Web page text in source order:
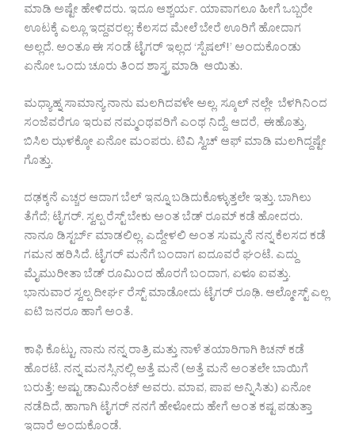
ಮಾಡಿ ಅಷ್ಟೇ ಹೇಳಿದರು. ಇದೂ ಆಶ್ಚರ್ಯ. ಯಾವಾಗಲೂ ಹೀಗೆ ಒಬ್ಬರೇ
ಊಟಕ್ಕೆ ಎಲ್ಲೂ ಇದ್ದವರಲ್ಲ; ಕೆಲಸದ ಮೇಲೆ ಬೇರೆ ಊರಿಗೆ ಹೋದಾಗ
ಅಲ್ಲದೆ. ಅಂತೂ ಈ ಸಂಡೆ ಟೈಗರ್ ಇಲ್ಲದ ‘ಸ್ಪೆಷಲ್!’ ಅಂದುಕೊಂಡು
ಏನೋ ಒಂದು ಚೂರು ತಿಂದ ಶಾಸ್ತ್ರ ಮಾಡಿ ಆಯಿತು.
ಮಧ್ಯಾಹ್ನ ಸಾಮಾನ್ಯ ನಾನು ಮಲಗಿದವಳೇ ಅಲ್ಲ. ಸ್ಕೂಲ್ ನಲ್ಲೇ ಬೆಳಗಿನಿಂದ
ಸಂಜೆವರೆಗೂ ಇರುವ ನಮ್ಮಂಥವರಿಗೆ ಎಂಥ ನಿದ್ದೆ. ಆದರೆ, ಈಹೊತ್ತು,
ಬಿಸಿಲ ಝಳಕ್ಕೋ ಏನೋ ಮಂಪರು. ಟಿವಿ ಸ್ವಿಚ್ ಆಫ್ ಮಾಡಿ ಮಲಗಿದ್ದಷ್ಟೇ
ಗೊತ್ತು.
ದಢಕ್ಕನೆ ಎಚ್ಚರ ಆದಾಗ ಬೆಲ್ ಇನ್ನೂ ಬಡಿದುಕೊಳ್ಳುತ್ತಲೇ ಇತ್ತು. ಬಾಗಿಲು
ತೆಗೆದೆ; ಟೈಗರ್. ಸ್ವಲ್ಪ ರೆಸ್ಟ್ ಬೇಕು ಅಂತ ಬೆಡ್ ರೂಮ್ ಕಡೆ ಹೋದರು.
ನಾನೂ ಡಿಸ್ಟರ್ಬ್ ಮಾಡಲಿಲ್ಲ. ಎದ್ದೇಳಲಿ ಅಂತ ಸುಮ್ಮನೆ ನನ್ನ ಕೆಲಸದ ಕಡೆ
ಗಮನ ಹರಿಸಿದೆ. ಟೈಗರ್ ಮನೆಗೆ ಬಂದಾಗ ಐದೂವರೆ ಘಂಟೆ. ಎದ್ದು
ಮೈಮುರೀತಾ ಬೆಡ್ ರೂಮಿಂದ ಹೊರಗೆ ಬಂದಾಗ, ಏಳೂ ಐವತ್ತು.
ಭಾನುವಾರ ಸ್ವಲ್ಪ ದೀರ್ಘ ರೆಸ್ಟ್ ಮಾಡೋದು ಟೈಗರ್ ರೂಢಿ. ಆಲ್ಮೋಸ್ಟ್ ಎಲ್ಲ
ಐಟಿ ಜನರೂ ಹಾಗೆ ಅಂತೆ.
ಕಾಫಿ ಕೊಟ್ಟು, ನಾನು ನನ್ನ ರಾತ್ರಿ ಮತ್ತು ನಾಳೆ ತಯಾರಿಗಾಗಿ ಕಿಚನ್ ಕಡೆ
ಹೊರಟೆ. ನನ್ನ ಮನಸ್ಸಿನಲ್ಲಿ ಅತ್ತೆ ಮನೆ (ಅತ್ತೆ ಮನೆ ಅಂತಲೇ ಬಾಯಿಗೆ
ಬರುತ್ತೆ; ಅಷ್ಟು ಡಾಮಿನೆಂಟ್ ಅವರು. ಮಾವ, ಪಾಪ ಅನ್ನಿಸಿತು) ಏನೋ
ನಡೆದಿದೆ, ಹಾಗಾಗಿ ಟೈಗರ್ ನನಗೆ ಹೇಳೋದು ಹೇಗೆ ಅಂತ ಕಷ್ಟ ಪಡುತ್ತಾ
ಇದಾರೆ ಅಂದುಕೊಂಡೆ.